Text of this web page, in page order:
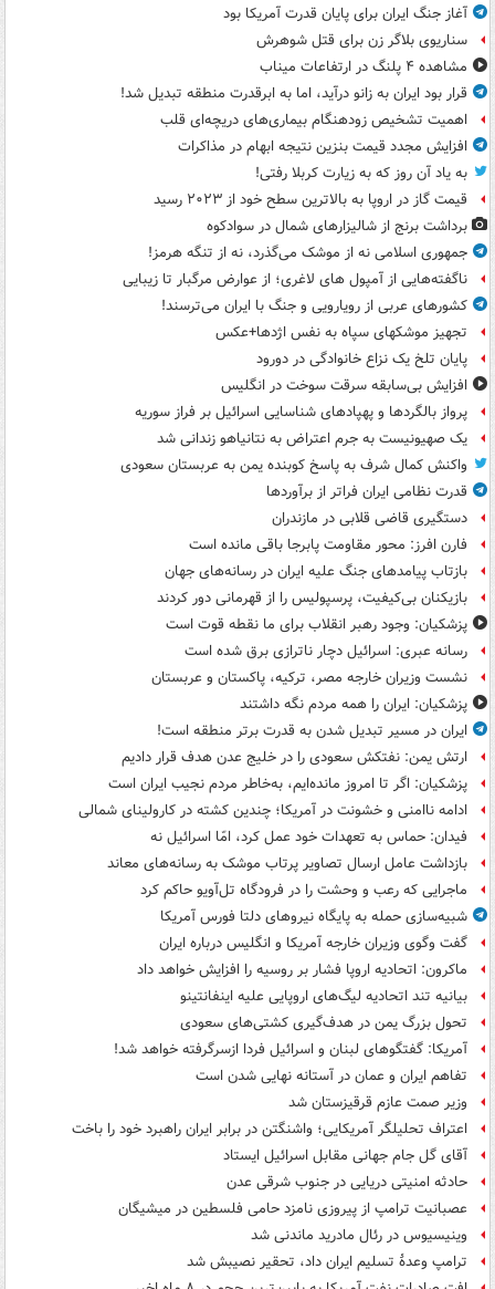
آغاز جنگ ایران برای پایان قدرت آمریکا بود
سناریوی بلاگر زن برای قتل شوهرش
مشاهده ۴ پلنگ در ارتفاعات میناب
قرار بود ایران به زانو درآید، اما به ابرقدرت منطقه تبدیل شد!
اهمیت تشخیص زودهنگام بیماری‌های دریچه‌ای قلب
افزایش مجدد قیمت بنزین نتیجه ابهام در مذاکرات
به یاد آن روز که به زیارت کربلا رفتی!
قیمت گاز در اروپا به بالاترین سطح خود از ۲۰۲۳ رسید
برداشت برنج از شالیزارهای شمال در سوادکوه
جمهوری اسلامی نه از موشک می‌گذرد، نه از تنگه هرمز!
ناگفته‌هایی از آمپول های لاغری؛ از عوارض مرگبار تا زیبایی
کشورهای عربی از رویارویی و جنگ با ایران می‌ترسند!
تجهیز موشکهای سپاه به نفس اژدها+عکس
پایان تلخ یک نزاع خانوادگی در دورود
افزایش بی‌سابقه سرقت سوخت در انگلیس
پرواز بالگردها و پهپادهای شناسایی اسرائیل بر فراز سوریه
یک صهیونیست به جرم اعتراض به نتانیاهو زندانی شد
واکنش کمال شرف به پاسخ کوبنده یمن به عربستان سعودی
قدرت نظامی ایران فراتر از برآوردها
دستگیری قاضی قلابی در مازندران
فارن افرز: محور مقاومت پابرجا باقی مانده است
بازتاب پیامدهای جنگ علیه ایران در رسانه‌های جهان
بازیکنان بی‌کیفیت، پرسپولیس را از قهرمانی دور کردند
پزشکیان: وجود رهبر انقلاب برای ما نقطه قوت است
رسانه عبری: اسرائیل دچار ناترازی برق شده است
نشست وزیران خارجه مصر، ترکیه، پاکستان و عربستان
پزشکیان: ایران را همه مردم نگه داشتند
ایران در مسیر تبدیل شدن به قدرت برتر منطقه است!
ارتش یمن: نفتکش سعودی را در خلیج عدن هدف قرار دادیم
پزشکیان: اگر تا امروز مانده‌ایم، به‌خاطر مردم نجیب ایران است
ادامه ناامنی و خشونت در آمریکا؛ چندین کشته در کارولینای شمالی
فیدان: حماس به تعهدات خود عمل کرد، امّا اسرائیل نه
بازداشت عامل ارسال تصاویر پرتاب موشک به رسانه‌های معاند
ماجرایی که رعب و وحشت را در فرودگاه تل‌آویو حاکم کرد
شبیه‌سازی حمله به پایگاه نیروهای دلتا فورس آمریکا
گفت وگوی وزیران خارجه آمریکا و انگلیس درباره ایران
ماکرون: اتحادیه اروپا فشار بر روسیه را افزایش خواهد داد
بیانیه تند اتحادیه لیگ‌های اروپایی علیه اینفانتینو
تحول بزرگ یمن در هدف‌گیری کشتی‌های سعودی
آمریکا: گفتگوهای لبنان و اسرائیل فردا ازسرگرفته خواهد شد!
تفاهم ایران و عمان در آستانه نهایی شدن است
وزیر صمت عازم قرقیزستان شد
اعتراف تحلیلگر آمریکایی؛ واشنگتن در برابر ایران راهبرد خود را باخت
آقای گل جام جهانی مقابل اسرائیل ایستاد
حادثه امنیتی دریایی در جنوب شرقی عدن
عصبانیت ترامپ از پیروزی نامزد حامی فلسطین در میشیگان
وینیسیوس در رئال مادرید ماندنی شد
ترامپ وعدۀ تسلیم ایران داد، تحقیر نصیبش شد